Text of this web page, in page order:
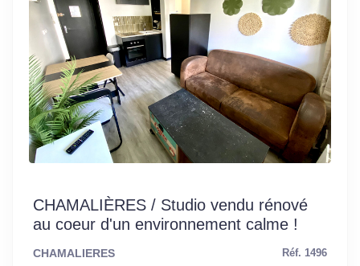
CHAMALIÈRES / Studio vendu rénové
au coeur d'un environnement calme !
CHAMALIERES Réf. 1496